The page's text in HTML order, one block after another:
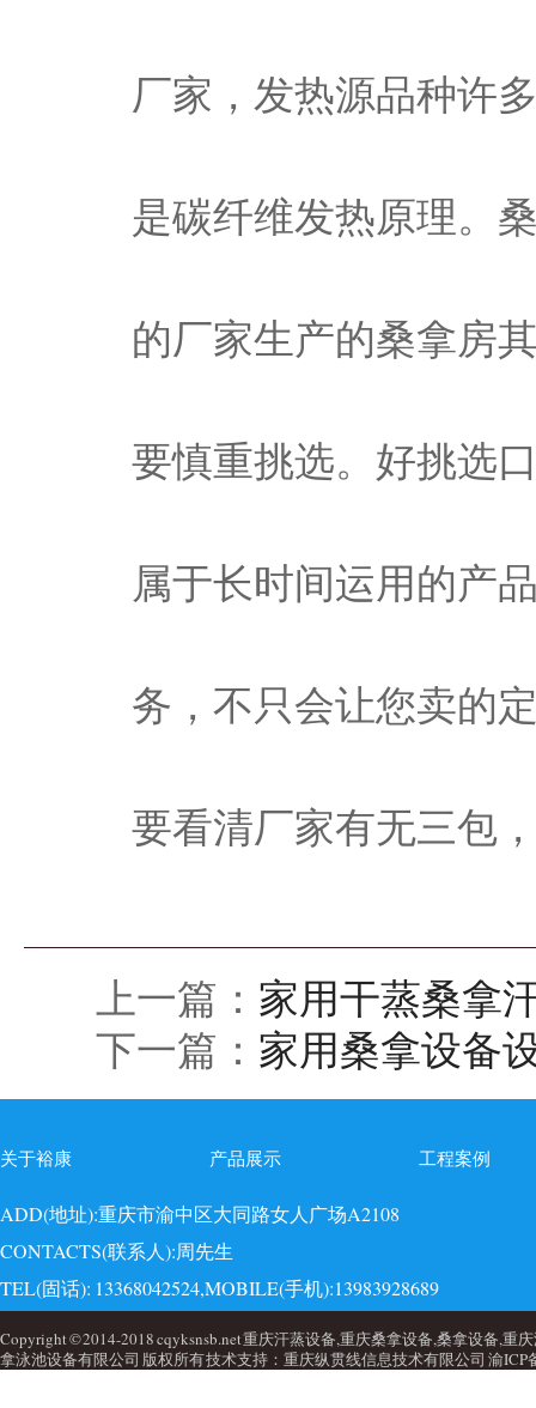
厂家，发热源品种许
是碳纤维发热原理。
的厂家生产的桑拿房
要慎重挑选。好挑选
属于长时间运用的产
务，不只会让您卖的
要看清厂家有无三包
上一篇： 家用干蒸桑拿
下一篇： 家用桑拿设备
关于裕康 产品展示 工程案例
ADD(地址):重庆市渝中区大同路女人广场A2108
CONTACTS(联系人):周先生
TEL(固话): 13368042524,MOBILE(手机):13983928689
Copyright © 2014-2018 cqyksnsb.net 重庆汗蒸设备,重庆桑拿设备,桑拿设备,重
拿泳池设备有限公司 版权所有 技术支持：重庆纵贯线信息技术有限公司 渝ICP